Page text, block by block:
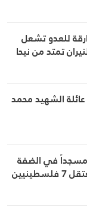
للعدو تشعل
تمتد من نيحا
الشهيد محمد
في الضفة